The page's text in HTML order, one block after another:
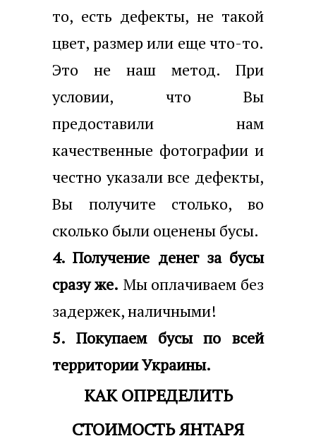
то, есть дефекты, не такой
цвет, размер или еще что-то.
Это не наш метод. При
условии, что Вы
предоставили нам
качественные фотографии и
честно указали все дефекты,
Вы получите столько, во
сколько были оценены бусы.
4. Получение денег за бусы
сразу же. Мы оплачиваем без
задержек, наличными!
5. Покупаем бусы по всей
территории Украины.
КАК ОПРЕДЕЛИТЬ
СТОИМОСТЬ ЯНТАРЯ